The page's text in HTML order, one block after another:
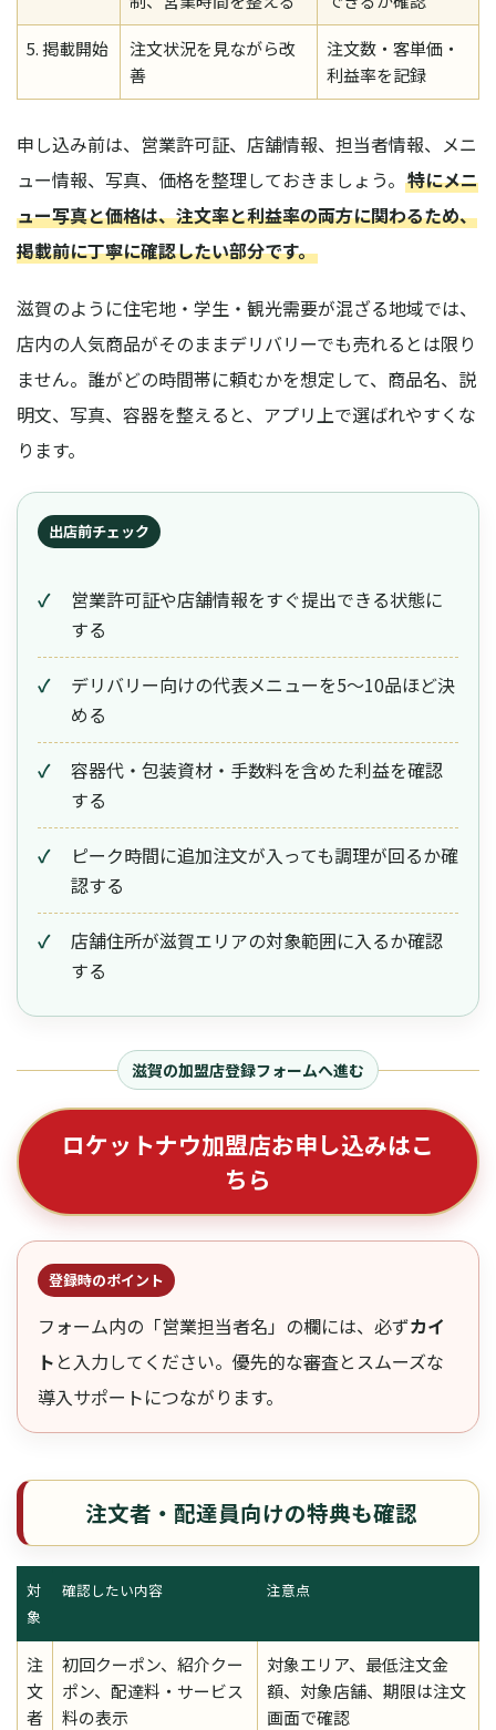
5. 掲載開始
注文状況を見ながら改
善
注文数・客単価・
利益率を記録
申し込み前は、営業許可証、店舗情報、担当者情報、メニ
ュー情報、写真、価格を整理しておきましょう。 特にメニ
ュー写真と価格は、注文率と利益率の両方に関わるため、
掲載前に丁寧に確認したい部分です。
滋賀のように住宅地・学生・観光需要が混ざる地域では、
店内の人気商品がそのままデリバリーでも売れるとは限り
ません。誰がどの時間帯に頼むかを想定して、商品名、説
明文、写真、容器を整えると、アプリ上で選ばれやすくな
ります。
出店前チェック
営業許可証や店舗情報をすぐ提出できる状態に
する
デリバリー向けの代表メニューを5〜10品ほど決
める
容器代・包装資材・手数料を含めた利益を確認
する
ピーク時間に追加注文が入っても調理が回るか確
認する
店舗住所が滋賀エリアの対象範囲に入るか確認
する
滋賀の加盟店登録フォームへ進む
ロケットナウ加盟店お申し込みはこ
ちら
登録時のポイント
フォーム内の「営業担当者名」の欄には、必ずカイ
ト と入力してください。優先的な審査とスムーズな
導入サポートにつながります。
注文者・配達員向けの特典も確認
対
象
確認したい内容 注意点
注
文
者
初回クーポン、紹介クー
ポン、配達料・サービス
料の表示
対象エリア、最低注文金
額、対象店舗、期限は注文
画面で確認